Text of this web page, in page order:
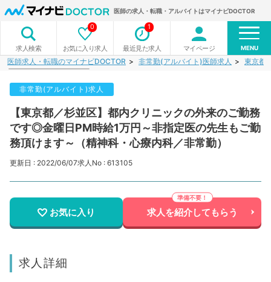
医師の求人・転職・アルバイトはマイナビDOCTOR
求人検索 お気に入り求人
0
最近見た求人
1
マイページ MENU
医師求人・転職のマイナビDOCTOR 非常勤(アルバイト)医師求人 東京都
非常勤(アルバイト)求人
【東京都／杉並区】都内クリニックの外来のご勤務
です◎金曜日PM時給1万円～非指定医の先生もご勤
務頂けます～（精神科・心療内科／非常勤）
更新日 : 2022/06/07求人No : 613105
お気に入り 求人を紹介してもらう
求人詳細